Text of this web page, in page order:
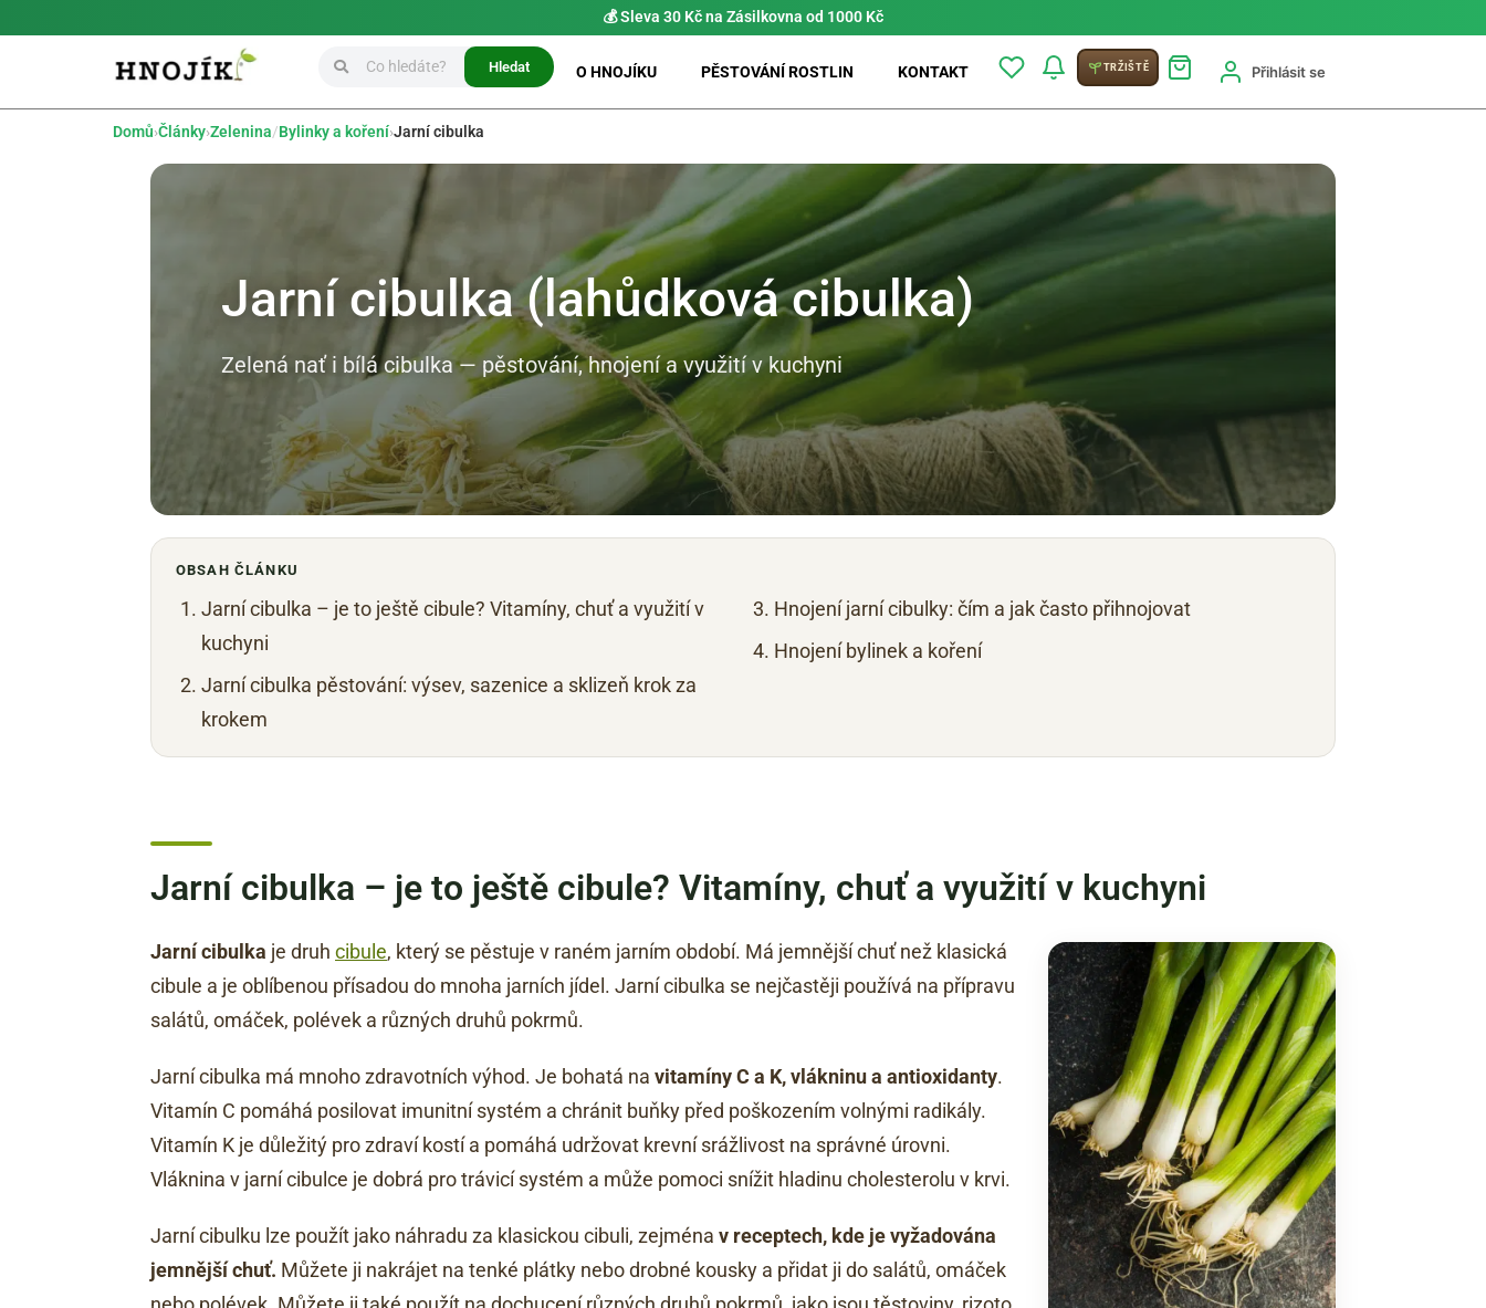
⚡ MožnostPRIO doručení do 24 h
Hledat O HNOJÍKU PĚSTOVÁNÍ ROSTLIN KONTAKT TRŽIŠTĚ Přihlásit se
Domů›Články›Zelenina/Bylinky a koření›Jarní cibulka
Jarní cibulka (lahůdková cibulka)
Zelená nať i bílá cibulka — pěstování, hnojení a využití v kuchyni
OBSAH ČLÁNKU
Jarní cibulka – je to ještě cibule? Vitamíny, chuť a využití v
kuchyni
Jarní cibulka pěstování: výsev, sazenice a sklizeň krok za
krokem
Hnojení jarní cibulky: čím a jak často přihnojovat
Hnojení bylinek a koření
Jarní cibulka – je to ještě cibule? Vitamíny, chuť a využití v kuchyni
Jarní cibulka je druh cibule, který se pěstuje v raném jarním období. Má jemnější chuť než klasická
cibule a je oblíbenou přísadou do mnoha jarních jídel. Jarní cibulka se nejčastěji používá na přípravu
salátů, omáček, polévek a různých druhů pokrmů.
Jarní cibulka má mnoho zdravotních výhod. Je bohatá na vitamíny C a K, vlákninu a antioxidanty.
Vitamín C pomáhá posilovat imunitní systém a chránit buňky před poškozením volnými radikály.
Vitamín K je důležitý pro zdraví kostí a pomáhá udržovat krevní srážlivost na správné úrovni.
Vláknina v jarní cibulce je dobrá pro trávicí systém a může pomoci snížit hladinu cholesterolu v krvi.
Jarní cibulku lze použít jako náhradu za klasickou cibuli, zejména v receptech, kde je vyžadována
jemnější chuť. Můžete ji nakrájet na tenké plátky nebo drobné kousky a přidat ji do salátů, omáček